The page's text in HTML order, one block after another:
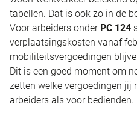
tabellen. Dat is ook zo in de
Voor arbeiders onder PC 124
verplaatsingskosten vanaf
mobiliteitsvergoedingen
Dit is een goed moment om
zetten welke vergoedingen
arbeiders als voor bedienden.